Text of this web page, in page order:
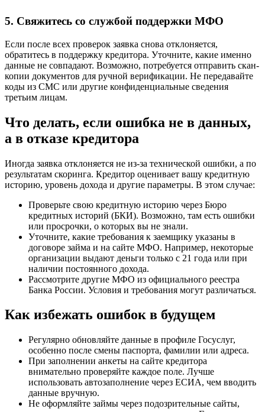
5. Свяжитесь со службой поддержки МФО
Если после всех проверок заявка снова отклоняется,
обратитесь в поддержку кредитора. Уточните, какие именно
данные не совпадают. Возможно, потребуется отправить скан-
копии документов для ручной верификации. Не передавайте
коды из СМС или другие конфиденциальные сведения
третьим лицам.
Что делать, если ошибка не в данных,
а в отказе кредитора
Иногда заявка отклоняется не из-за технической ошибки, а по
результатам скоринга. Кредитор оценивает вашу кредитную
историю, уровень дохода и другие параметры. В этом случае:
Проверьте свою кредитную историю через Бюро
кредитных историй (БКИ). Возможно, там есть ошибки
или просрочки, о которых вы не знали.
Уточните, какие требования к заемщику указаны в
договоре займа и на сайте МФО. Например, некоторые
организации выдают деньги только с 21 года или при
наличии постоянного дохода.
Рассмотрите другие МФО из официального реестра
Банка России. Условия и требования могут различаться.
Как избежать ошибок в будущем
Регулярно обновляйте данные в профиле Госуслуг,
особенно после смены паспорта, фамилии или адреса.
При заполнении анкеты на сайте кредитора
внимательно проверяйте каждое поле. Лучше
использовать автозаполнение через ЕСИА, чем вводить
данные вручную.
Не оформляйте займы через подозрительные сайты,